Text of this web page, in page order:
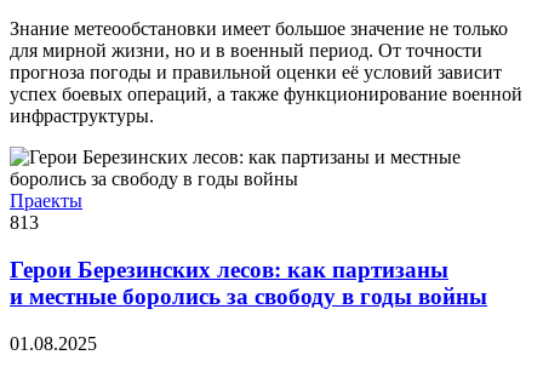
Знание метеообстановки имеет большое значение не только
для мирной жизни, но и в военный период. От точности
прогноза погоды и правильной оценки её условий зависит
успех боевых операций, а также функционирование военной
инфраструктуры.
Праекты
813
Герои Березинских лесов: как партизаны
и местные боролись за свободу в годы войны
01.08.2025